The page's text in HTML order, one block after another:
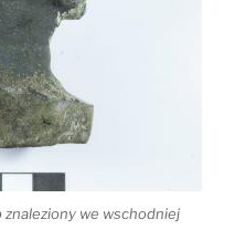
we wschodniej